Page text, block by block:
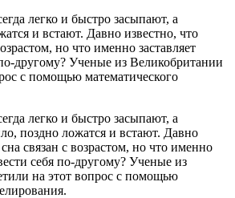
легко и быстро засыпают, а
и встают. Давно известно, что
но что именно заставляет
другому? Ученые из Великобритании
с помощью математического
легко и быстро засыпают, а
поздно ложатся и встают. Давно
связан с возрастом, но что именно
себя по-другому? Ученые из
на этот вопрос с помощью